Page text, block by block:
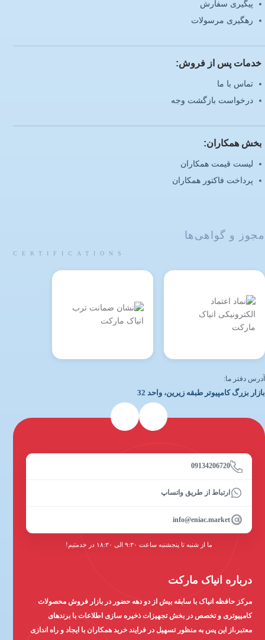
پیگیری سفارش
رهگیری مرسولات
خدمات پس از فروش:
تماس با ما
درخواست بازگشت وجه
بخش همکاران:
لیست قیمت همکاران
پرداخت فاکتور همکاران
مجوز و گواهی‌ها
CERTIFICATIONS
آدرس دفتر ما:
بازار بزرگ کامپیوتر طبقه زیرین، واحد 32
09134206720
ارتباط از طریق واتساپ
info@eniac.market
ما از شنبه تا پنجشنبه ساعت ۹:۳۰ الی ۱۸:۳۰ در خدمتیم!
درباره انیاک مارکت
مرکز حافظه انیاک با سابقه بیش از دو دهه حضور در بازار فروش محصولات
کامپیوتری و تخصص در بخش تجهیزات ذخیره سازی اطلاعات با برندهای
معتبر،از این پس به منظور تسهیل در فرایند خرید همکاران با ایجاد و راه اندازی